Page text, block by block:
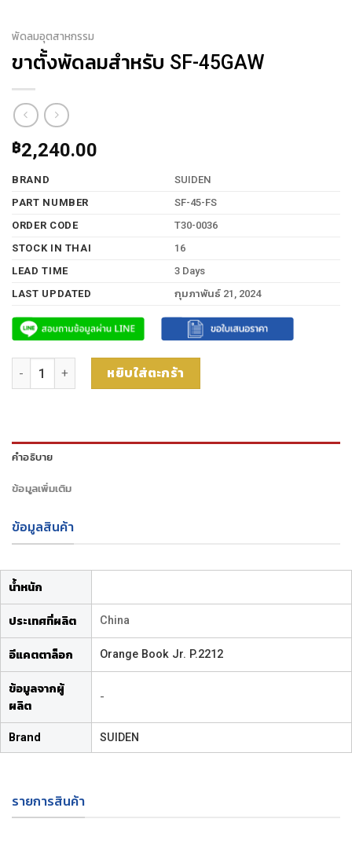
พัดลมอุตสาหกรรม
ขาตั้งพัดลมสำหรับ SF-45GAW
฿2,240.00
BRAND
SUIDEN
PART NUMBER
SF-45-FS
ORDER CODE
T30-0036
STOCK IN THAI
16
LEAD TIME
3 Days
LAST UPDATED
กุมภาพันธ์ 21, 2024
จำนวน ขาตั้งพัดลมสำหรับ SF-45GAW ชิ้น
หยิบใส่ตะกร้า
คำอธิบาย
ข้อมูลเพิ่มเติม
ข้อมูลสินค้า
น้ำหนัก
ประเทศที่ผลิต China
อีแคตตาล็อก Orange Book Jr. P.2212
ข้อมูลจากผู้
ผลิต
-
Brand SUIDEN
รายการสินค้า